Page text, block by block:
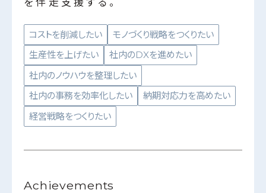
を伴走支援する。
コストを削減したい
モノづくり戦略をつくりたい
生産性を上げたい
社内のDXを進めたい
社内のノウハウを整理したい
社内の事務を効率化したい
納期対応力を高めたい
経営戦略をつくりたい
Achievements